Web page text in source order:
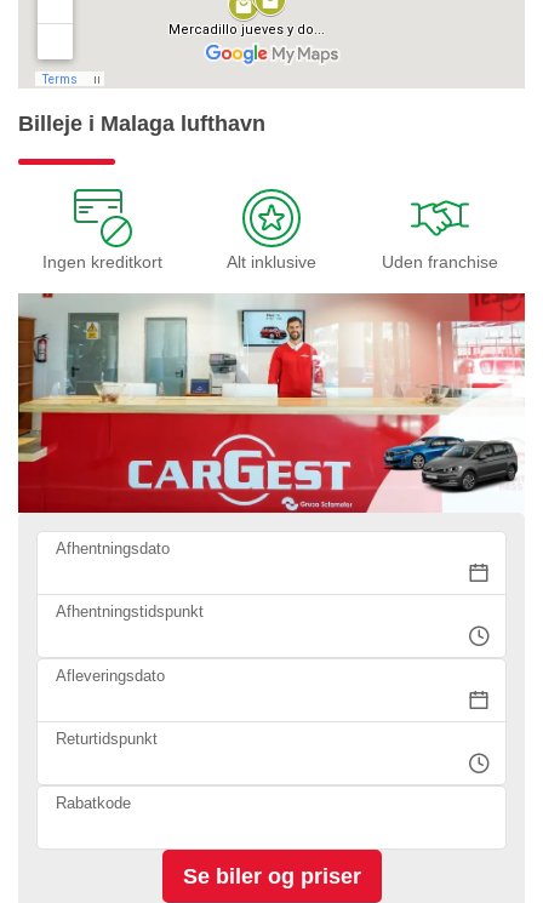
Billeje i Malaga lufthavn
Ingen kreditkort Alt inklusive Uden franchise
Afhentningsdato
Afhentningstidspunkt
Afleveringsdato
Returtidspunkt
Rabatkode